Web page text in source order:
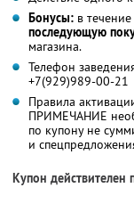
Бонусы: в
последующую
магазина.
Телефон
+7(929)989-00-21
Правила
ПРИМЕЧАНИЕ
по купону не
и
Купон действителен